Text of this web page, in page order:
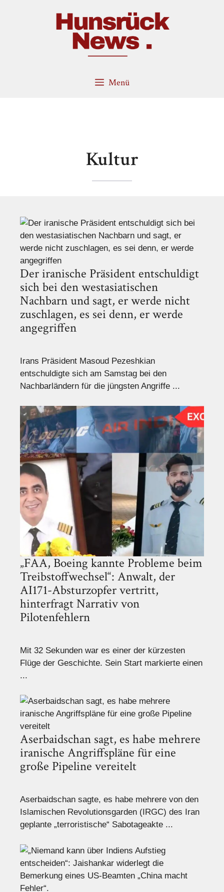
Menü
Kultur
Der iranische Präsident entschuldigt
sich bei den westasiatischen
Nachbarn und sagt, er werde nicht
zuschlagen, es sei denn, er werde
angegriffen
Irans Präsident Masoud Pezeshkian
entschuldigte sich am Samstag bei den
Nachbarländern für die jüngsten Angriffe ...
„FAA, Boeing kannte Probleme beim
Treibstoffwechsel“: Anwalt, der
AI171-Absturzopfer vertritt,
hinterfragt Narrativ von
Pilotenfehlern
Mit 32 Sekunden war es einer der kürzesten
Flüge der Geschichte. Sein Start markierte einen
...
Aserbaidschan sagt, es habe mehrere
iranische Angriffspläne für eine
große Pipeline vereitelt
Aserbaidschan sagte, es habe mehrere von den
Islamischen Revolutionsgarden (IRGC) des Iran
geplante „terroristische“ Sabotageakte ...